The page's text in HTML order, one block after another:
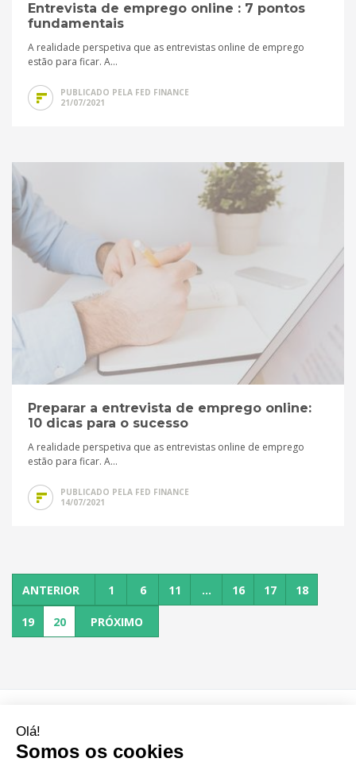
Entrevista de emprego online : 7 pontos
fundamentais
A realidade perspetiva que as entrevistas online de emprego
estão para ficar. A...
PUBLICADO PELA FED FINANCE
21/07/2021
Preparar a entrevista de emprego online:
10 dicas para o sucesso
A realidade perspetiva que as entrevistas online de emprego
estão para ficar. A...
PUBLICADO PELA FED FINANCE
14/07/2021
ANTERIOR 1 6 11 ... 16 17 18
19 20 PRÓXIMO